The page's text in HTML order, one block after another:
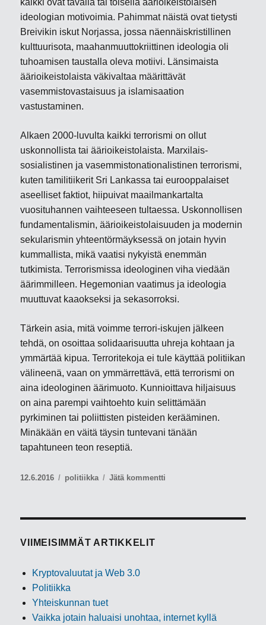
kaikki ovat tavalla tai toisella äärioikeistolaisen
ideologian motivoimia. Pahimmat näistä ovat tietysti
Breivikin iskut Norjassa, jossa näennäiskristillinen
kulttuurisota, maahanmuuttokriittinen ideologia oli
tuhoamisen taustalla oleva motiivi. Länsimaista
äärioikeistolaista väkivaltaa määrittävät
vasemmistovastaisuus ja islamisaation
vastustaminen.
Alkaen 2000-luvulta kaikki terrorismi on ollut
uskonnollista tai äärioikeistolaista. Marxilais-
sosialistinen ja vasemmistonationalistinen terrorismi,
kuten tamilitiikerit Sri Lankassa tai eurooppalaiset
aseelliset faktiot, hiipuivat maailmankartalta
vuosituhannen vaihteeseen tultaessa. Uskonnollisen
fundamentalismin, äärioikeistolaisuuden ja modernin
sekularismin yhteentörmäyksessä on jotain hyvin
kummallista, mikä vaatisi nykyistä enemmän
tutkimista. Terrorismissa ideologinen viha viedään
äärimmilleen. Hegemonian vaatimus ja ideologia
muuttuvat kaaokseksi ja sekasorroksi.
Tärkein asia, mitä voimme terrori-iskujen jälkeen
tehdä, on osoittaa solidaarisuutta uhreja kohtaan ja
ymmärtää kipua. Terroritekoja ei tule käyttää politiikan
välineenä, vaan on ymmärrettävä, että terrorismi on
aina ideologinen äärimuoto. Kunnioittava hiljaisuus
on aina parempi vaihtoehto kuin selittämään
pyrkiminen tai poliittisten pisteiden kerääminen.
Minäkään en väitä täysin tuntevani tänään
tapahtuneen teon reseptiä.
Julkaistu
12.6.2016 Kategoriat
politiikka Jätä kommentti
VIIMEISIMMÄT ARTIKKELIT
Kryptovaluutat ja Web 3.0
Politiikka
Yhteiskunnan tuet
Vaikka jotain haluaisi unohtaa, internet kyllä